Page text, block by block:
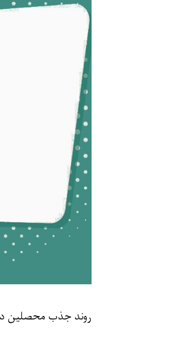
روند جذب محصلین